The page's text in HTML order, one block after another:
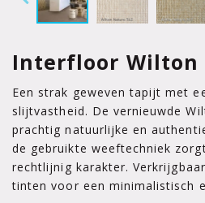
Interfloor Wilton
Een strak geweven tapijt met
slijtvastheid. De vernieuwde
prachtig natuurlijke en
de gebruikte weeftechniek
rechtlijnig karakter.
tinten voor een minimalistisch